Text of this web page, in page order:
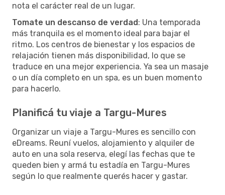
nota el carácter real de un lugar.
Tomate un descanso de verdad: Una temporada
más tranquila es el momento ideal para bajar el
ritmo. Los centros de bienestar y los espacios de
relajación tienen más disponibilidad, lo que se
traduce en una mejor experiencia. Ya sea un masaje
o un día completo en un spa, es un buen momento
para hacerlo.
Planificá tu viaje a Targu-Mures
Organizar un viaje a Targu-Mures es sencillo con
eDreams. Reuní vuelos, alojamiento y alquiler de
auto en una sola reserva, elegí las fechas que te
queden bien y armá tu estadía en Targu-Mures
según lo que realmente querés hacer y gastar.